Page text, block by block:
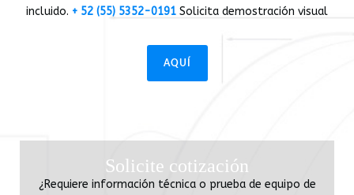
incluido. + 52 (55) 5352-0191 Solicita demostración visual
AQUÍ
Solicite cotización
¿Requiere información técnica o prueba de equipo de